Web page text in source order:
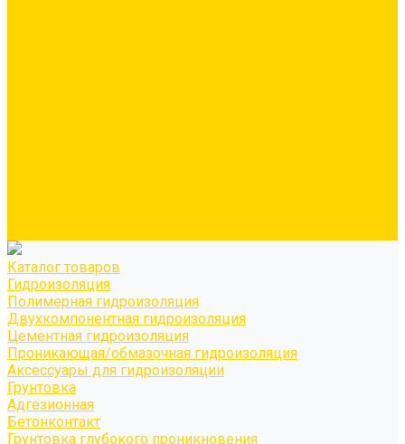
Каталог товаров
Гидроизоляция
Полимерная гидроизоляция
Двухкомпонентная гидроизоляция
Цементная гидроизоляция
Проникающая/обмазочная гидроизоляция
Аксессуары для гидроизоляции
Грунтовка
Адгезионная
Бетонконтакт
Грунтовка глубокого проникновения